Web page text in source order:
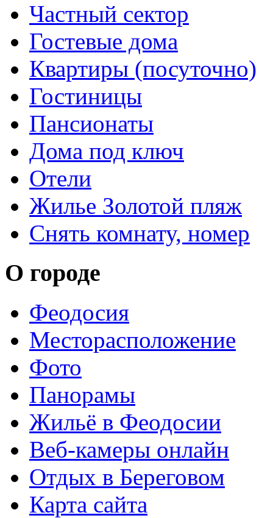
Частный сектор
Гостевые дома
Квартиры (посуточно)
Гостиницы
Пансионаты
Дома под ключ
Отели
Жилье Золотой пляж
Снять комнату, номер
О городе
Феодосия
Месторасположение
Фото
Панорамы
Жильё в Феодосии
Веб-камеры онлайн
Отдых в Береговом
Карта сайта